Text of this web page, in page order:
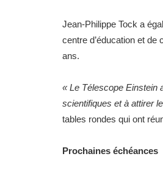
Jean-Philippe Tock a
centre d’éducation et
ans.
« Le Télescope Einstein
scientifiques et à attirer
tables rondes qui ont
Prochaines échéances